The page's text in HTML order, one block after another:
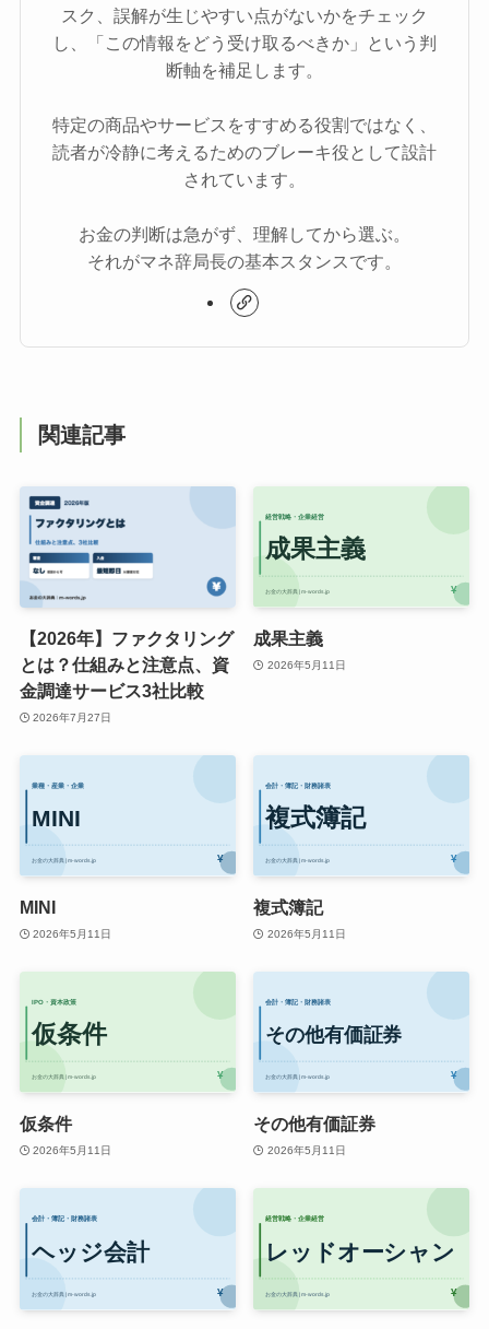
スク、誤解が生じやすい点がないかをチェック
し、「この情報をどう受け取るべきか」という判
断軸を補足します。
特定の商品やサービスをすすめる役割ではなく、
読者が冷静に考えるためのブレーキ役として設計
されています。
お金の判断は急がず、理解してから選ぶ。
それがマネ辞局長の基本スタンスです。
関連記事
【2026年】ファクタリング
とは？仕組みと注意点、資
金調達サービス3社比較
2026年7月27日
成果主義
2026年5月11日
MINI
2026年5月11日
複式簿記
2026年5月11日
仮条件
2026年5月11日
その他有価証券
2026年5月11日